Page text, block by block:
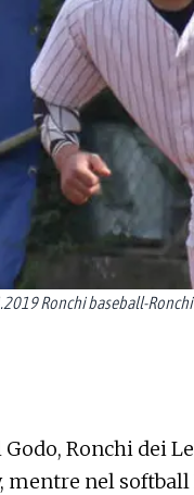
Ronchi baseball-
Ronchi dei
mentre nel